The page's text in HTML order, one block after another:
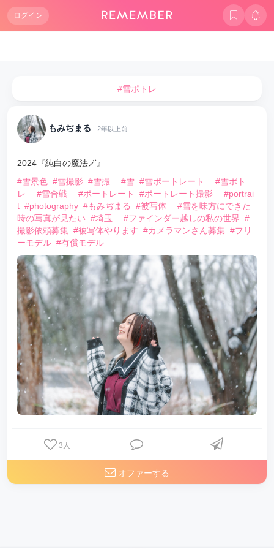
ログイン
#雪ポトレ
もみぢまる 2年以上前
2024『純白の魔法🪄』
#雪景色 #雪撮影 #雪撮 #雪 #雪ポートレート
#雪ポト
レ
#雪合戦 #ポートレート #ポートレート撮影
#portrai
t #photography #もみぢまる #被写体
#雪を味方にできた
時の写真が見たい #埼玉 #ファインダー越しの私の世界 #
撮影依頼募集 #被写体やります #カメラマンさん募集 #フリ
ーモデル #有償モデル
3 人
オファーする